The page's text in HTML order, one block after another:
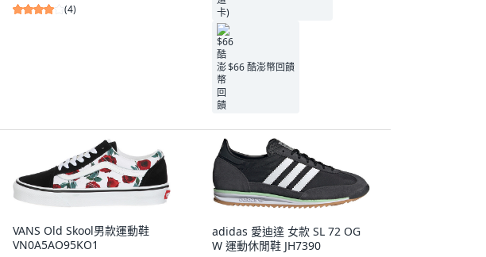
(4)
$66 酷澎幣回饋
VANS Old Skool男款運動鞋
VN0A5AO95KO1
adidas 愛迪達 女款 SL 72 OG
W 運動休閒鞋 JH7390